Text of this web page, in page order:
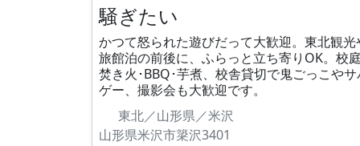
騒ぎたい
かつて怒られた遊びだって大歓迎。東北観光
旅館泊の前後に、ふらっと立ち寄りOK。校
焚き火･BBQ･芋煮、校舎貸切で鬼ごっこやサ
ゲー、撮影会も大歓迎です。
東北／山形県／米沢
山形県米沢市簗沢3401